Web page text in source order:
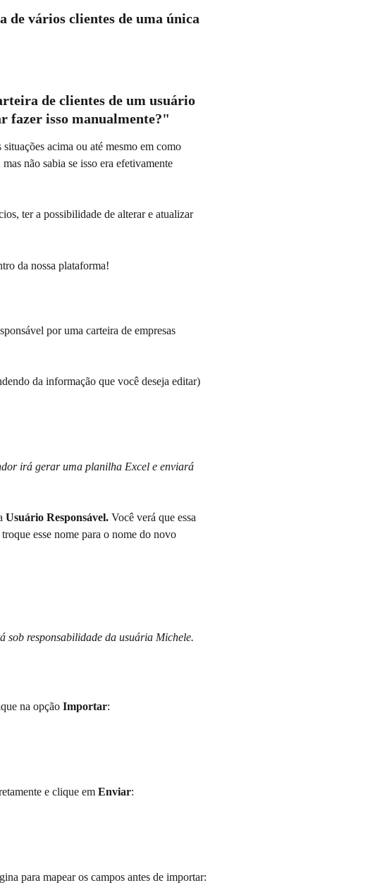
de vários clientes de uma única
de clientes de um usuário
fazer isso manualmente?"
acima ou até mesmo em como
não sabia se isso era efetivamente
ter a possibilidade de alterar e atualizar
da nossa plataforma!
por uma carteira de empresas
da informação que você deseja editar)
irá gerar uma planilha Excel e enviará
Usuário Responsável. Você verá que essa
esse nome para o nome do novo
sob responsabilidade da usuária Michele.
na opção Importar:
e clique em Enviar:
para mapear os campos antes de importar: